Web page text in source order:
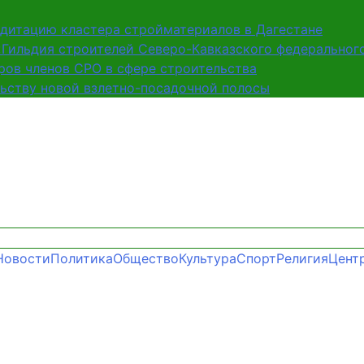
кластера стройматериалов в Дагестане
строителей Северо-Кавказского
членов СРО в сфере строительства
новой взлетно-посадочной полосы
ПолитикаОбществоКультураСпортРелигия